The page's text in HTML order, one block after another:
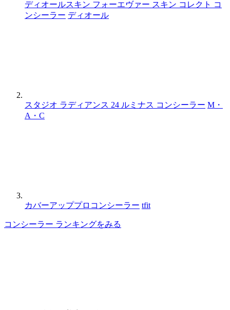
ディオールスキン フォーエヴァー スキン コレクト コ
ンシーラー ディオール
スタジオ ラディアンス 24 ルミナス コンシーラー M・
A・C
カバーアッププロコンシーラー tfit
コンシーラー ランキングをみる